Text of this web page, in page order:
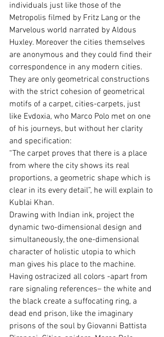
individuals just like those of the
Metropolis filmed by Fritz Lang or the
Marvelous world narrated by Aldous
Huxley. Moreover the cities themselves
are anonymous and they could find their
correspondence in any modern cities.
They are only geometrical constructions
with the strict cohesion of geometrical
motifs of a carpet, cities-carpets, just
like Evdoxia, who Marco Polo met on one
of his journeys, but without her clarity
and specification:
“The carpet proves that there is a place
from where the city shows its real
proportions, a geometric shape which is
clear in its every detail”, he will explain to
Kublai Khan.
Drawing with Indian ink, project the
dynamic two-dimensional design and
simultaneously, the one-dimensional
character of holistic utopia to which
man gives his place to the machine.
Having ostracized all colors -apart from
rare signaling references– the white and
the black create a suffocating ring, a
dead end prison, like the imaginary
prisons of the soul by Giovanni Battista